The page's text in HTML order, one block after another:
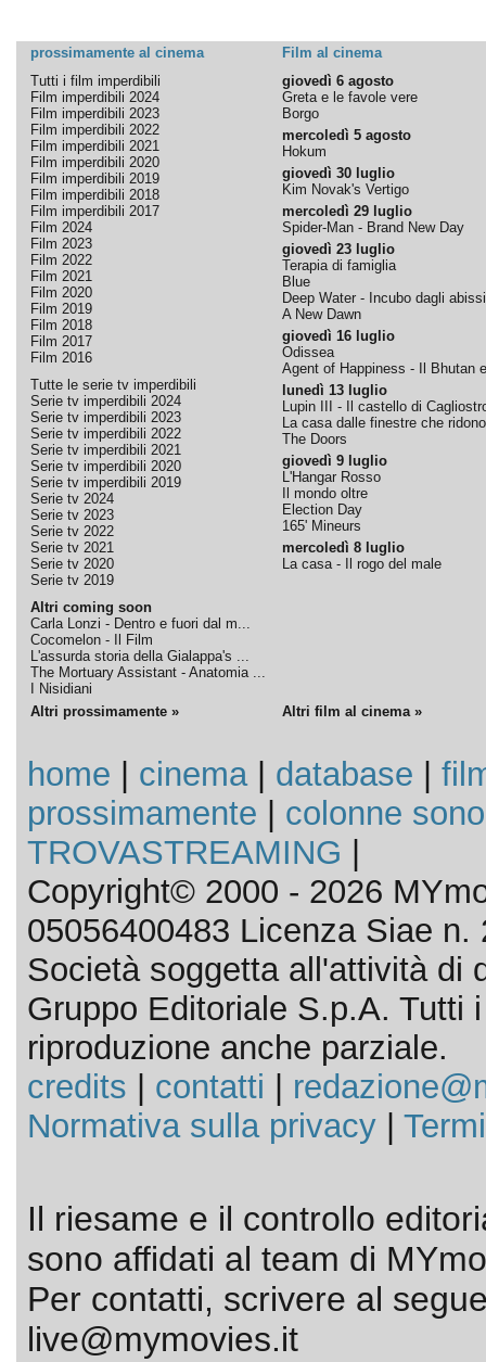
prossimamente al cinema
Film al cinema
Tutti i film imperdibili
Film imperdibili 2024
Film imperdibili 2023
Film imperdibili 2022
Film imperdibili 2021
Film imperdibili 2020
Film imperdibili 2019
Film imperdibili 2018
Film imperdibili 2017
Film 2024
Film 2023
Film 2022
Film 2021
Film 2020
Film 2019
Film 2018
Film 2017
Film 2016
Tutte le serie tv imperdibili
Serie tv imperdibili 2024
Serie tv imperdibili 2023
Serie tv imperdibili 2022
Serie tv imperdibili 2021
Serie tv imperdibili 2020
Serie tv imperdibili 2019
Serie tv 2024
Serie tv 2023
Serie tv 2022
Serie tv 2021
Serie tv 2020
Serie tv 2019
Altri coming soon
Carla Lonzi - Dentro e fuori dal m...
Cocomelon - Il Film
L'assurda storia della Gialappa's ...
The Mortuary Assistant - Anatomia ...
I Nisidiani
giovedì 6 agosto
Greta e le favole vere
Borgo
mercoledì 5 agosto
Hokum
giovedì 30 luglio
Kim Novak's Vertigo
mercoledì 29 luglio
Spider-Man - Brand New Day
giovedì 23 luglio
Terapia di famiglia
Blue
Deep Water - Incubo dagli abissi
A New Dawn
giovedì 16 luglio
Odissea
Agent of Happiness - Il Bhutan
lunedì 13 luglio
Lupin III - Il castello di
La casa dalle finestre che ridono
The Doors
giovedì 9 luglio
L'Hangar Rosso
Il mondo oltre
Election Day
165' Mineurs
mercoledì 8 luglio
La casa - Il rogo del male
Altri prossimamente » Altri film al cinema »
home cinema| database
prossimamente
colonne
TROVASTREAMING
Copyright© 2000 - 2026
05056400483 Licenza Siae n.
Società soggetta all'attività di
Gruppo Editoriale S.p.A. Tutti
riproduzione anche parziale.
credits
contatti
Normativa sulla privacy|
Il riesame e il controllo
sono affidati al team di
Per contatti, scrivere al
live@mymovies.it